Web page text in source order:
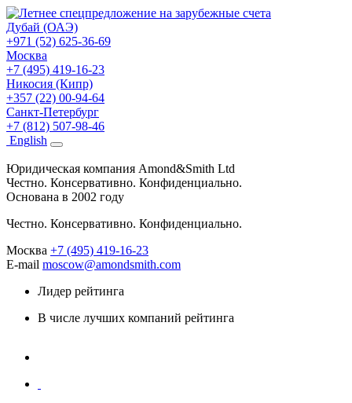
Дубай (ОАЭ)
+971 (52) 625-36-69
Москва
+7 (495) 419-16-23
Никосия (Кипр)
+357 (22) 00-94-64
Санкт-Петербург
+7 (812) 507-98-46
English
Юридическая компания Amond&Smith Ltd
Честно. Консервативно. Конфиденциально.
Основана в 2002 году
Честно. Консервативно. Конфиденциально.
Москва +7 (495) 419-16-23
E-mail moscow@amondsmith.com
Лидер рейтинга
В числе лучших компаний рейтинга